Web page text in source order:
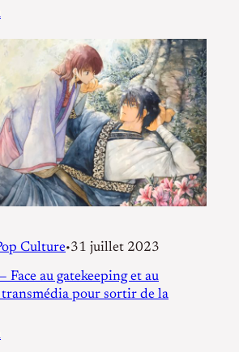
Culture•31 juillet 2023
Face au gatekeeping et au
transmédia pour sortir de la